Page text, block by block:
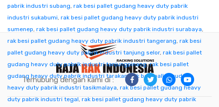
pabrik industri subang, rak besi pallet gudang heavy duty pabrik
industri sukabumi, rak besi pallet gudang heavy duty pabrik industri
sumenep, rak besi pallet gudang heavy duty pabrik industri surabaya,
rak besi pallet gudang heavy duty pabrik industri tangerang, rak besi
pallet gudang heavy duty pabrik industri tanjung selor, rak besi pallet
gudang heavy duty pabrik industri tanjungpinang,rak besi pallet
gudang heavy duty pabrik industri tarakan, rak besi pallet gudang
heavy duty pabrik industri tasikmalaya, rak besi pallet gudang heavy
duty pabrik industri tegal, rak besi pallet gudang heavy duty pabrik
Terhubung dengan kami di :